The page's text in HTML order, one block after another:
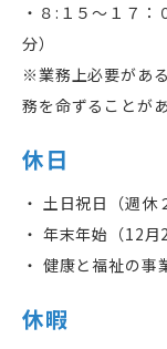
・８ : １５～１７
分）
※業務上必要があ
務を命ずることがあ
休日
・ 土日祝日（週休
・ 年末年始（12月
・ 健康と福祉の事
休暇